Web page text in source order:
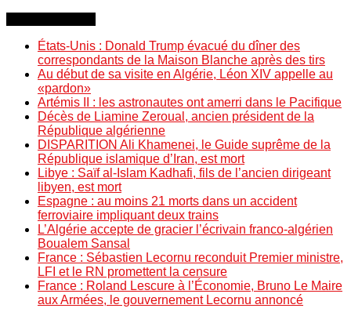
États-Unis : Donald Trump évacué du dîner des
correspondants de la Maison Blanche après des tirs
Au début de sa visite en Algérie, Léon XIV appelle au
«pardon»
Artémis II : les astronautes ont amerri dans le Pacifique
Décès de Liamine Zeroual, ancien président de la
République algérienne
DISPARITION Ali Khamenei, le Guide suprême de la
République islamique d’Iran, est mort
Libye : Saïf al-Islam Kadhafi, fils de l’ancien dirigeant
libyen, est mort
Espagne : au moins 21 morts dans un accident
ferroviaire impliquant deux trains
L’Algérie accepte de gracier l’écrivain franco-algérien
Boualem Sansal
France : Sébastien Lecornu reconduit Premier ministre,
LFI et le RN promettent la censure
France : Roland Lescure à l’Économie, Bruno Le Maire
aux Armées, le gouvernement Lecornu annoncé